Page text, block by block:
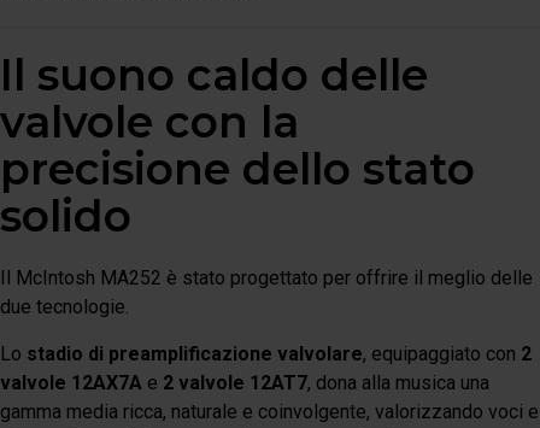
Il suono caldo delle
valvole con la
precisione dello stato
solido
Il McIntosh MA252 è stato progettato per offrire il meglio delle
due tecnologie.
Lo stadio di preamplificazione valvolare, equipaggiato con 2
valvole 12AX7A e 2 valvole 12AT7, dona alla musica una
gamma media ricca, naturale e coinvolgente, valorizzando voci e